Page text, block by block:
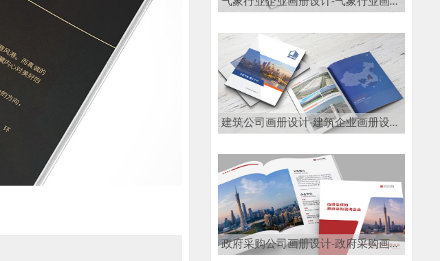
建筑公司画册设计-建筑企业画册设计公司
政府采购公司画册设计-政府采购画册设计公司